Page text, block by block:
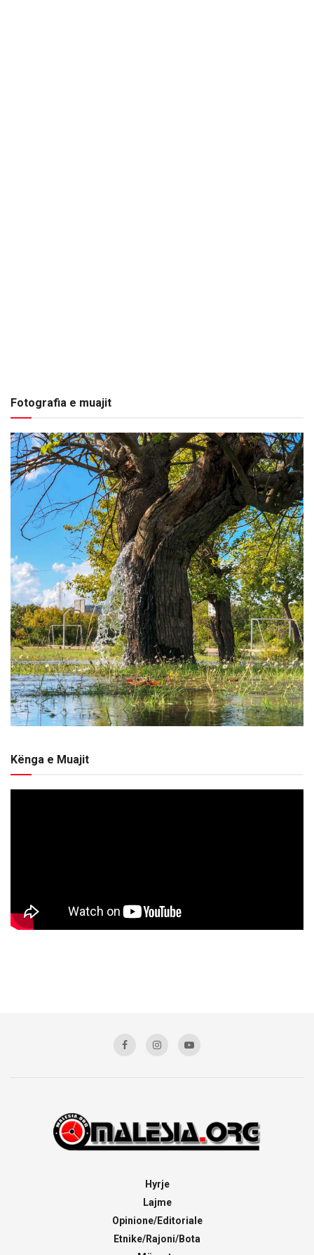
Fotografia e muajit
Kënga e Muajit
Hyrje
Lajme
Opinione/Editoriale
Etnike/Rajoni/Bota